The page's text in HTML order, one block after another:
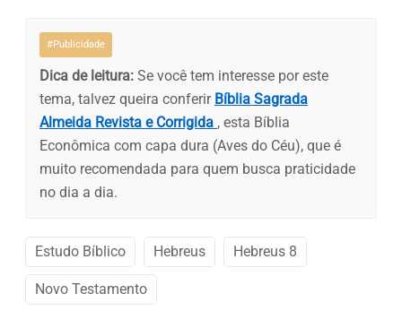
#Publicidade
Dica de leitura: Se você tem interesse por este
tema, talvez queira conferir Bíblia Sagrada
Almeida Revista e Corrigida , esta Bíblia
Econômica com capa dura (Aves do Céu), que é
muito recomendada para quem busca praticidade
no dia a dia.
Estudo Bíblico Hebreus Hebreus 8
Novo Testamento